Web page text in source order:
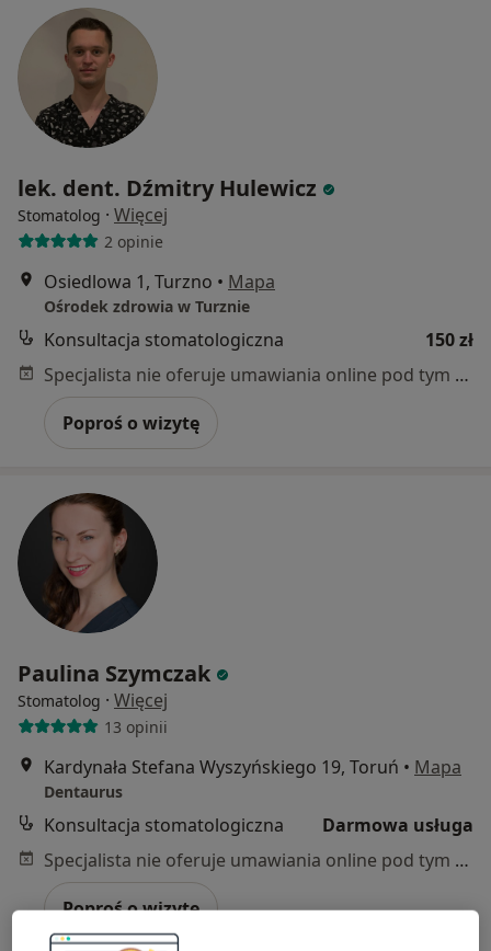
lek. dent. Dźmitry Hulewicz
Stomatolog · Więcej
2 opinie
Osiedlowa 1, Turzno • Mapa
Ośrodek zdrowia w Turznie
Konsultacja stomatologiczna
150 zł
Specjalista nie oferuje umawiania online pod tym adresem.
Poproś o wizytę
Paulina Szymczak
Stomatolog · Więcej
13 opinii
Kardynała Stefana Wyszyńskiego 19, Toruń • Mapa
Dentaurus
Konsultacja stomatologiczna
Darmowa usługa
Specjalista nie oferuje umawiania online pod tym adresem.
Poproś o wizytę